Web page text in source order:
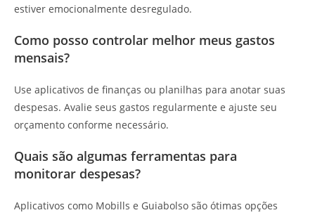
estiver emocionalmente desregulado.
Como posso controlar melhor meus gastos
mensais?
Use aplicativos de finanças ou planilhas para anotar suas
despesas. Avalie seus gastos regularmente e ajuste seu
orçamento conforme necessário.
Quais são algumas ferramentas para
monitorar despesas?
Aplicativos como Mobills e Guiabolso são ótimas opções